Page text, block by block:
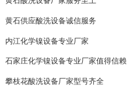
黄石供应酸洗设备诚信服务
内江化学镍设备专业厂家
石家庄化学镍设备专业厂家值得信赖
攀枝花酸洗设备厂家型号齐全